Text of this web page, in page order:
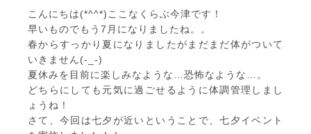
こんにちは(*^^*)ここなくらぶ今津です！
早いものでもう7月になりましたね。。
春からすっかり夏になりましたがまだまだ体がついて
いきません(-_-)
夏休みを目前に楽しみなような…恐怖なような…。
どちらにしても元気に過ごせるように体調管理しまし
ょうね！
さて、今回は七夕が近いということで、七夕イベント